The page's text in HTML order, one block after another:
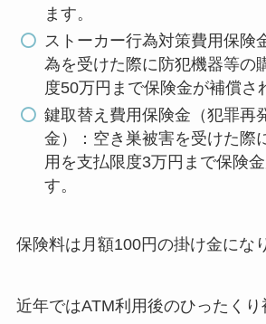
ます。
ストーカー行為対策費用保険
為を受けた際に防犯機器等の
度50万円まで保険金が補償さ
鍵取替え費用保険金（犯罪再
金）：空き巣被害を受けた際
用を支払限度3万円まで保険
す。
保険料は 月額100円の掛け金にな
近年ではATM利用後のひったく